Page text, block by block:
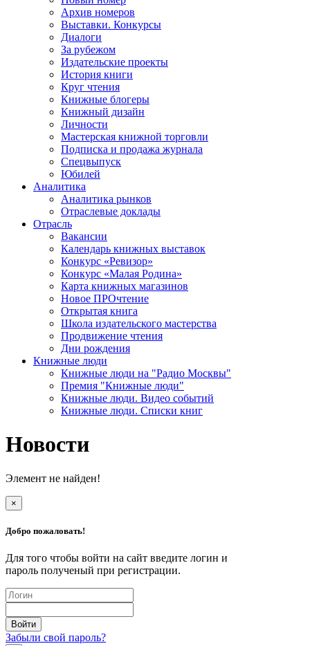
Архив номеров
Выставки. Конкурсы
Диалоги
За рубежом
Издательские проекты
История книги
Круг чтения
Книжные блогеры
Книжный дизайн
Личности
Мастерская книжной торговли
Подписка и продажа журнала
Спецвыпуск
Юбилей
Аналитика
Аналитика рынков
Отраслевые доклады
Отрасль
Вакансии
Календарь книжных выставок
Конкурс «Ревизор»
Конкурс «Малая Родина»
Карта книжных магазинов
Новое ПРОчтение
Открытая книга
Школа издательского мастерства
Продвижение чтения
Дни рождения
Книжные люди
Книжные люди на "Радио Москвы"
Премия "Книжные люди"
Книжные люди. Видео событий
Книжные люди. Списки книг
Новости
Элемент не найден!
×
Добро пожаловать!
Для того чтобы войти на сайт введите логин и
пароль полученый при регистрации.
Забыли свой пароль?